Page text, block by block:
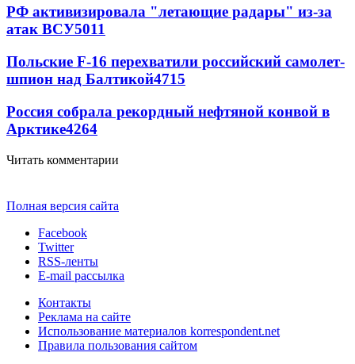
РФ активизировала "летающие радары" из-за
атак ВСУ5011
Польские F-16 перехватили российский самолет-
шпион над Балтикой4715
Россия собрала рекордный нефтяной конвой в
Арктике4264
Читать комментарии
Полная версия сайта
Facebook
Twitter
RSS-ленты
E-mail рассылка
Контакты
Реклама на сайте
Использование материалов korrespondent.net
Правила пользования сайтом